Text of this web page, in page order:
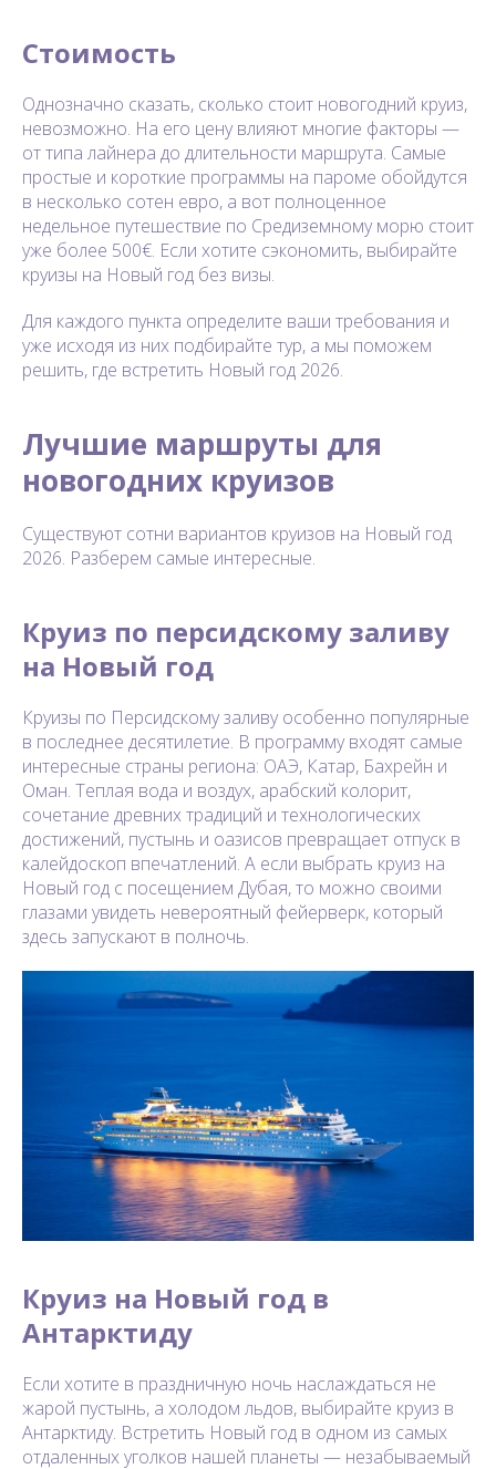
Стоимость
Однозначно сказать, сколько стоит новогодний круиз,
невозможно. На его цену влияют многие факторы —
от типа лайнера до длительности маршрута. Самые
простые и короткие программы на пароме обойдутся
в несколько сотен евро, а вот полноценное
недельное путешествие по Средиземному морю стоит
уже более 500€. Если хотите сэкономить, выбирайте
круизы на Новый год без визы.
Для каждого пункта определите ваши требования и
уже исходя из них подбирайте тур, а мы поможем
решить, где встретить Новый год 2026.
Лучшие маршруты для
новогодних круизов
Существуют сотни вариантов круизов на Новый год
2026. Разберем самые интересные.
Круиз по персидскому заливу
на Новый год
Круизы по Персидскому заливу особенно популярные
в последнее десятилетие. В программу входят самые
интересные страны региона: ОАЭ, Катар, Бахрейн и
Оман. Теплая вода и воздух, арабский колорит,
сочетание древних традиций и технологических
достижений, пустынь и оазисов превращает отпуск в
калейдоскоп впечатлений. А если выбрать круиз на
Новый год с посещением Дубая, то можно своими
глазами увидеть невероятный фейерверк, который
здесь запускают в полночь.
Круиз на Новый год в
Антарктиду
Если хотите в праздничную ночь наслаждаться не
жарой пустынь, а холодом льдов, выбирайте круиз в
Антарктиду. Встретить Новый год в одном из самых
отдаленных уголков нашей планеты — незабываемый